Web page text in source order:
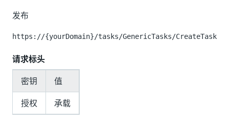
发布
https://{yourDomain}/tasks/GenericTasks/CreateTask
请求标头
密钥
值
授权
承载